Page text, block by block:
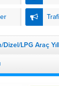
LPG Araç